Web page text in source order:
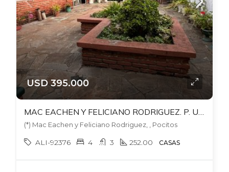
USD 395.000
(*) Mac Eachen y Feliciano Rodriguez, , Pocitos
ALI-92376 4 3 252.00 CASAS